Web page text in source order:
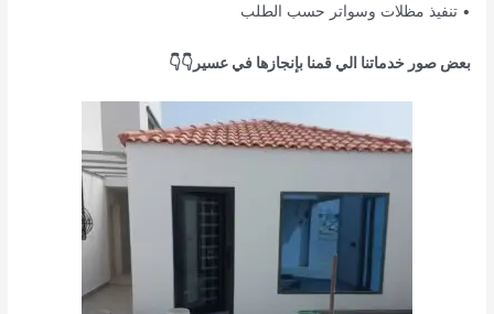
• تنفيذ مظلات وسواتر حسب الطلب
بعض صور خدماتنا الي قمنا بإنجازها في عسير👇👇